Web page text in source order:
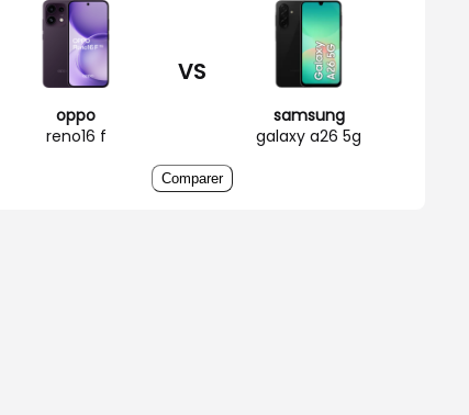
oppo
reno16 f
VS
samsung
galaxy a26 5g
Comparer